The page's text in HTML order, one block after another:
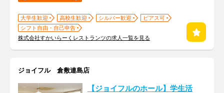
大学生歓迎 高校生歓迎 シルバー歓迎
ピアス可
シフト自由・自己申告
株式会社すかいらーくレストランツの求人一覧を見る
ジョイフル 倉敷連島店
【ジョイフルのホール】学生活